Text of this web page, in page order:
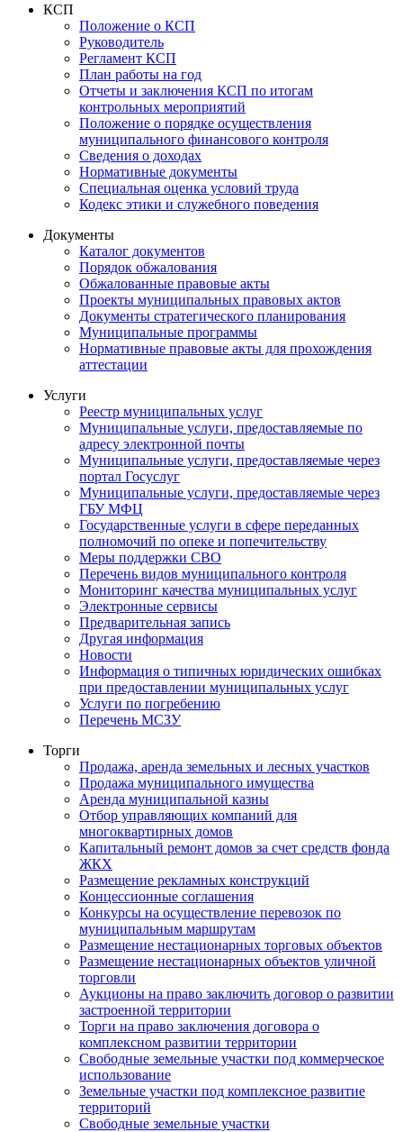
КСП
Положение о КСП
Руководитель
Регламент КСП
План работы на год
Отчеты и заключения КСП по итогам
контрольных мероприятий
Положение о порядке осуществления
муниципального финансового контроля
Сведения о доходах
Нормативные документы
Специальная оценка условий труда
Кодекс этики и служебного поведения
Документы
Каталог документов
Порядок обжалования
Обжалованные правовые акты
Проекты муниципальных правовых актов
Документы стратегического планирования
Муниципальные программы
Нормативные правовые акты для прохождения
аттестации
Услуги
Реестр муниципальных услуг
Муниципальные услуги, предоставляемые по
адресу электронной почты
Муниципальные услуги, предоставляемые через
портал Госуслуг
Муниципальные услуги, предоставляемые через
ГБУ МФЦ
Государственные услуги в сфере переданных
полномочий по опеке и попечительству
Меры поддержки СВО
Перечень видов муниципального контроля
Мониторинг качества муниципальных услуг
Электронные сервисы
Предварительная запись
Другая информация
Новости
Информация о типичных юридических ошибках
при предоставлении муниципальных услуг
Услуги по погребению
Перечень МСЗУ
Торги
Продажа, аренда земельных и лесных участков
Продажа муниципального имущества
Аренда муниципальной казны
Отбор управляющих компаний для
многоквартирных домов
Капитальный ремонт домов за счет средств фонда
ЖКХ
Размещение рекламных конструкций
Концессионные соглашения
Конкурсы на осуществление перевозок по
муниципальным маршрутам
Размещение нестационарных торговых объектов
Размещение нестационарных объектов уличной
торговли
Аукционы на право заключить договор о развитии
застроенной территории
Торги на право заключения договора о
комплексном развитии территории
Свободные земельные участки под коммерческое
использование
Земельные участки под комплексное развитие
территорий
Свободные земельные участки